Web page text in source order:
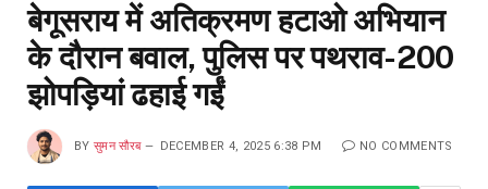
बेगूसराय में अतिक्रमण हटाओ अभियान
के दौरान बवाल, पुलिस पर पथराव-200
झोपड़ियां ढहाई गईं
BY सुमन सौरब DECEMBER 4, 2025 6:38 PM NO COMMENTS